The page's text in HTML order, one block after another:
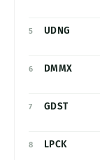
5 UDNG
6 DMMX
7 GDST
8 LPCK